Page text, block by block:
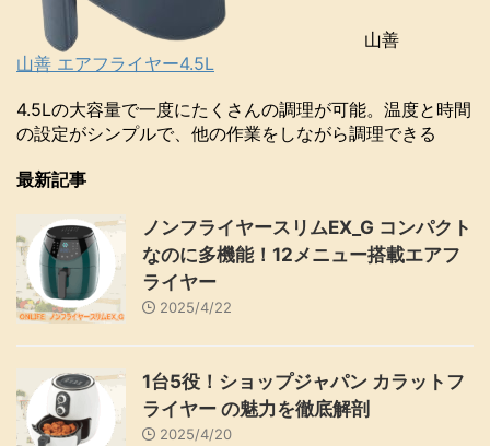
山善
山善 エアフライヤー4.5L
4.5Lの大容量で一度にたくさんの調理が可能。温度と時間
の設定がシンプルで、他の作業をしながら調理できる
最新記事
ノンフライヤースリムEX_G コンパクト
なのに多機能！12メニュー搭載エアフ
ライヤー
2025/4/22
1台5役！ショップジャパン カラットフ
ライヤー の魅力を徹底解剖
2025/4/20